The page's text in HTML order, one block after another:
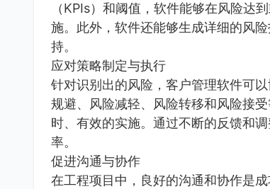
（KPIs）和阈值，软件能够在风险达
施。此外，软件还能够生成详细的风
持。
应对策略制定与执行
针对识别出的风险，客户管理软件可
规避、风险减轻、风险转移和风险接
时、有效的实施。通过不断的反馈和
率。
促进沟通与协作
在工程项目中，良好的沟通和协作是